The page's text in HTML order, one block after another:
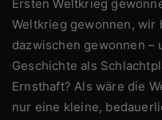
Ersten Weltkrieg
Weltkrieg gewonnen, wir
dazwischen gewonnen –
Geschichte als
Ernsthaft? Als wäre die
nur eine kleine,